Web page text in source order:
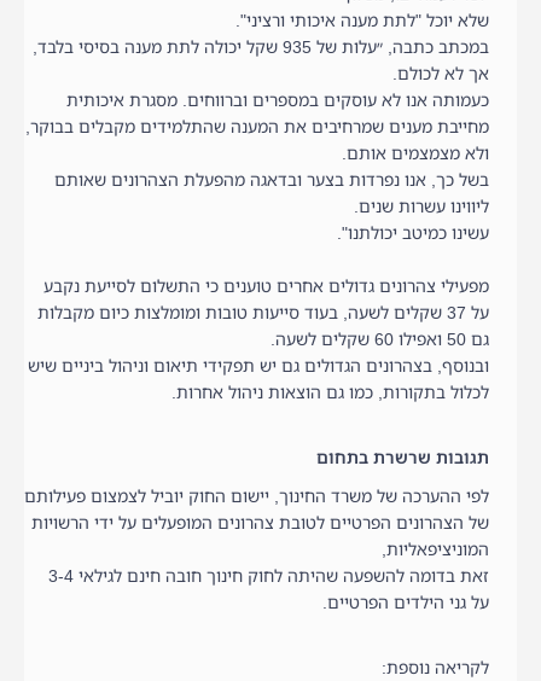
שלא יוכל "לתת מענה איכותי ורציני".
במכתב כתבה, ״עלות של 935 שקל יכולה לתת מענה בסיסי בלבד,
אך לא לכולם.
כעמותה אנו לא עוסקים במספרים וברווחים. מסגרת איכותית
מחייבת מענים שמרחיבים את המענה שהתלמידים מקבלים בבוקר,
ולא מצמצמים אותם.
בשל כך, אנו נפרדות בצער ובדאגה מהפעלת הצהרונים שאותם
ליווינו עשרות שנים.
עשינו כמיטב יכולתנו".
מפעילי צהרונים גדולים אחרים טוענים כי התשלום לסייעת נקבע
על 37 שקלים לשעה, בעוד סייעות טובות ומומלצות כיום מקבלות
גם 50 ואפילו 60 שקלים לשעה.
ובנוסף, בצהרונים הגדולים גם יש תפקידי תיאום וניהול ביניים שיש
לכלול בתקורות, כמו גם הוצאות ניהול אחרות.
תגובות שרשרת בתחום
לפי ההערכה של משרד החינוך, יישום החוק יוביל לצמצום פעילותם
של הצהרונים הפרטיים לטובת צהרונים המופעלים על ידי הרשויות
המוניציפאליות,
זאת בדומה להשפעה שהיתה לחוק חינוך חובה חינם לגילאי 3-4
על גני הילדים הפרטיים.
לקריאה נוספת: